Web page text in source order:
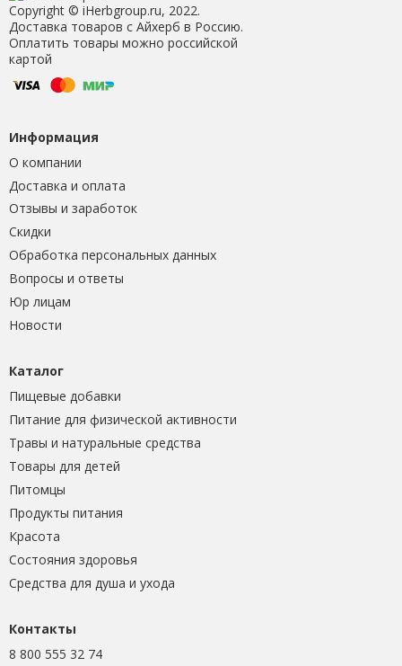
Copyright © iHerbgroup.ru, 2022.
Доставка товаров с Айхерб в Россию.
Оплатить товары можно российской
картой
Информация
О компании
Доставка и оплата
Отзывы и заработок
Скидки
Обработка персональных данных
Вопросы и ответы
Юр лицам
Новости
Каталог
Пищевые добавки
Питание для физической активности
Травы и натуральные средства
Товары для детей
Питомцы
Продукты питания
Красота
Состояния здоровья
Средства для душа и ухода
Контакты
8 800 555 32 74